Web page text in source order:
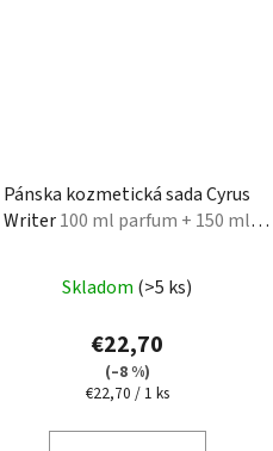
Pánska kozmetická sada Cyrus
Writer100 ml parfum + 150 ml
Skladom (>5 ks)
€22,70
(–8 %)
Jednotková
€22,70 / 1 ks